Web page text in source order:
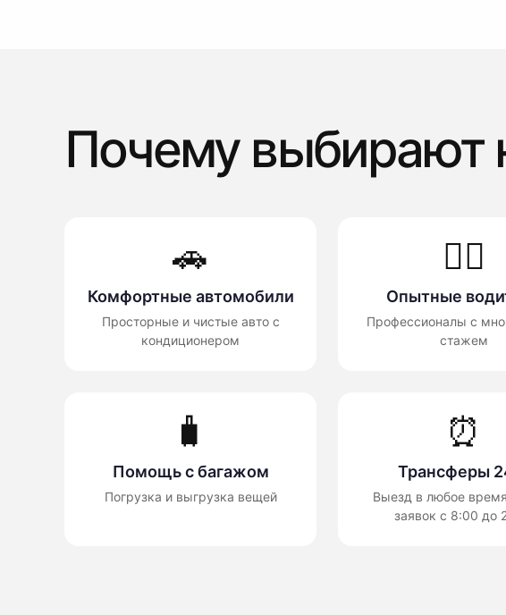
Почему выбирают
🚗
Комфортные автомобили
Просторные и чистые авто с
кондиционером
👨‍✈️
Опытные
Профессионалы с
стажем
🧳
Помощь с багажом
Погрузка и выгрузка вещей
⏰
Трансферы
Выезд в любое
заявок с 8:00 до